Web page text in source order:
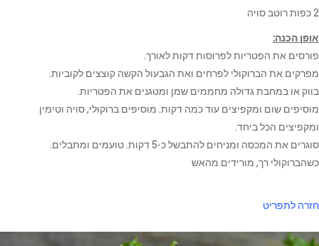
2 כפות רוטב סויה
אופן הכנה:
פורסים את הפטריות לפרוסות דקות לאורך.
מפרקים את הברוקולי לפרחים ואת הגבעול הקשה קוצצים לקוביות.
בווק או במחבת גדולה מחממים שמן ומטגנים את הפטריות.
מוסיפים שום ומקפיצים עוד כמה דקות. מוסיפים ברוקולי, סויה וטימין
ומקפיצים הכל ביחד.
סוגרים את המכסה ומניחים להתבשל כ-5 דקות. טועמים ומתבלים.
כשהברוקולי רך, מורידים מהאש
חזרה לתפריט